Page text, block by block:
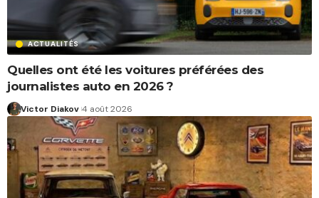
ACTUALITÉS
Quelles ont été les voitures préférées des
journalistes auto en 2026 ?
Victor Diakov 4 août 2026